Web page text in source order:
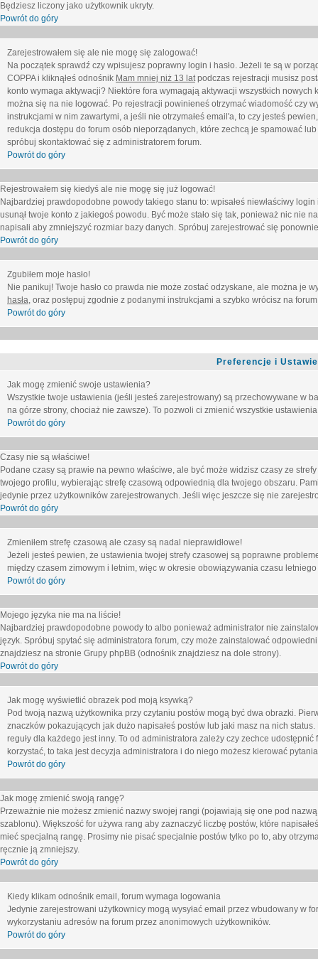
Będziesz liczony jako użytkownik ukryty.
Powrót do góry
Zarejestrowałem się ale nie mogę się zalogować!
Na początek sprawdź czy wpisujesz poprawny login i hasło. Jeżeli te są w
COPPA i kliknąłeś odnośnik Mam mniej niż 13 latpodczas rejestracji musisz
konto wymaga aktywacji? Niektóre fora wymagają aktywacji wszystkich
można się na nie logować. Po rejestracji powinieneś otrzymać wiadomość czy
instrukcjami w nim zawartymi, a jeśli nie otrzymałeś email'a, to czy jesteś
redukcja dostępu do forum osób nieporządanych, które zechcą je spamować
spróbuj skontaktować się z administratorem forum.
Powrót do góry
Rejestrowałem się kiedyś ale nie mogę się już logować!
Najbardziej prawdopodobne powody takiego stanu to: wpisałeś niewłaściwy
usunął twoje konto z jakiegoś powodu. Być może stało się tak, ponieważ nic nie
napisali aby zmniejszyć rozmiar bazy danych. Spróbuj zarejestrować się
Powrót do góry
Zgubiłem moje hasło!
Nie panikuj! Twoje hasło co prawda nie może zostać odzyskane, ale można je
hasła, oraz postępuj zgodnie z podanymi instrukcjami a szybko wrócisz na forum
Powrót do góry
Preferencje i
Jak mogę zmienić swoje ustawienia?
Wszystkie twoje ustawienia (jeśli jesteś zarejestrowany) są przechowywane w
na górze strony, chociaż nie zawsze). To pozwoli ci zmienić wszystkie
Powrót do góry
Czasy nie są właściwe!
Podane czasy są prawie na pewno właściwe, ale być może widzisz czasy ze
twojego profilu, wybierając strefę czasową odpowiednią dla twojego obszaru.
jedynie przez użytkowników zarejestrowanych. Jeśli więc jeszcze się nie
Powrót do góry
Zmieniłem strefę czasową ale czasy są nadal nieprawidłowe!
Jeżeli jesteś pewien, że ustawienia twojej strefy czasowej są poprawne
między czasem zimowym i letnim, więc w okresie obowiązywania czasu
Powrót do góry
Mojego języka nie ma na liście!
Najbardziej prawdopodobne powody to albo ponieważ administrator nie
język. Spróbuj spytać się administratora forum, czy może zainstalować
znajdziesz na stronie Grupy phpBB (odnośnik znajdziesz na dole strony).
Powrót do góry
Jak mogę wyświetlić obrazek pod moją ksywką?
Pod twoją nazwą użytkownika przy czytaniu postów mogą być dwa obrazki.
znaczków pokazujących jak dużo napisałeś postów lub jaki masz na nich
reguły dla każdego jest inny. To od administratora zależy czy zechce
korzystać, to taka jest decyzja administratora i do niego możesz kierować
Powrót do góry
Jak mogę zmienić swoją rangę?
Przeważnie nie możesz zmienić nazwy swojej rangi (pojawiają się one pod
szablonu). Większość for używa rang aby zaznaczyć liczbę postów, które
mieć specjalną rangę. Prosimy nie pisać specjalnie postów tylko po to, aby
ręcznie ją zmniejszy.
Powrót do góry
Kiedy klikam odnośnik email, forum wymaga logowania
Jedynie zarejestrowani użytkownicy mogą wysyłać email przez wbudowany w
wykorzystaniu adresów na forum przez anonimowych użytkowników.
Powrót do góry